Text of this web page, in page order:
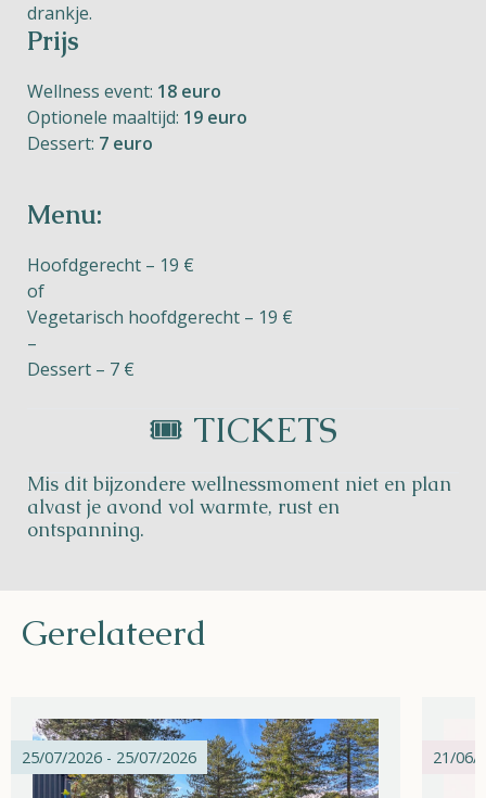
drankje.
Prijs
Wellness event: 18 euro
Optionele maaltijd: 19 euro
Dessert: 7 euro
Menu:
Hoofdgerecht – 19 €
of
Vegetarisch hoofdgerecht – 19 €
–
Dessert – 7 €
🎟️ TICKETS
Mis dit bijzondere wellnessmoment niet en plan
alvast je avond vol warmte, rust en
ontspanning.
Gerelateerd
25/07/2026 - 25/07/2026 21/06/